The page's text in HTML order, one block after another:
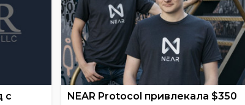
с
NEAR Protocol привлекала $350